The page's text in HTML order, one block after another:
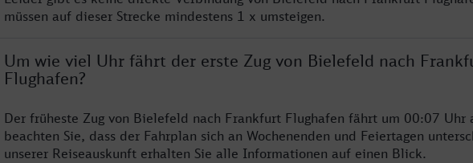
müssen auf dieser Strecke mindestens 1 x umsteigen.
Um wie viel Uhr fährt der erste Zug von Bielefeld nach
Flughafen?
Der früheste Zug von Bielefeld nach Frankfurt Flughafen fährt um 00:07 Uhr
beachten Sie, dass der Fahrplan sich an Wochenenden und Feiertagen
unserer Reiseauskunft erhalten Sie alle Informationen auf einen Blick.